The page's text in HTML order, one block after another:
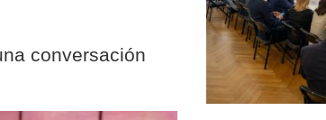
conversación